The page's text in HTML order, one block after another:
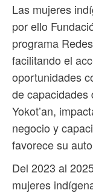
Las mujeres
por ello
programa
facilitando el
oportunidades
de capacidades
Yokot’an,
negocio y
favorece su
Del 2023 al
mujeres